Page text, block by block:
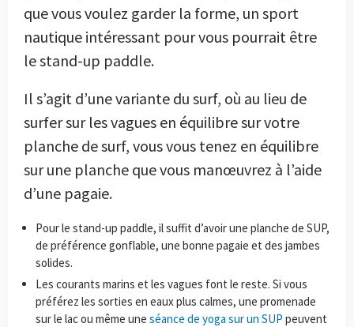
que vous voulez garder la forme, un sport
nautique intéressant pour vous pourrait être
le stand-up paddle.
Il s’agit d’une variante du surf, où au lieu de
surfer sur les vagues en équilibre sur votre
planche de surf, vous vous tenez en équilibre
sur une planche que vous manœuvrez à l’aide
d’une pagaie.
Pour le stand-up paddle, il suffit d’avoir une planche de SUP,
de préférence gonflable, une bonne pagaie et des jambes
solides.
Les courants marins et les vagues font le reste. Si vous
préférez les sorties en eaux plus calmes, une promenade
sur le lac ou même une séance de yoga sur un SUP peuvent